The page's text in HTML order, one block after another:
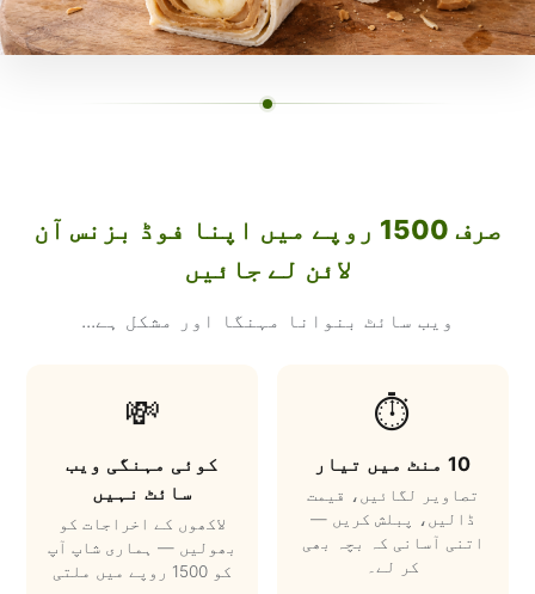
صرف 1500 روپے میں اپنا فوڈ بزنس آن
لائن لے جائیں
ویب سائٹ بنوانا مہنگا اور مشکل ہے...
⏱️
10 منٹ میں تیار
تصاویر لگائیں، قیمت
ڈالیں، پبلش کریں —
اتنی آسانی کہ بچہ بھی
کر لے۔
💸
کوئی مہنگی ویب
سائٹ نہیں
لاکھوں کے اخراجات کو
بھولیں — ہماری شاپ آپ
کو 1500 روپے میں ملتی